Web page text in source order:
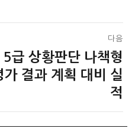
다음
급 상황판단 나책형
결과 계획 대비 실
적